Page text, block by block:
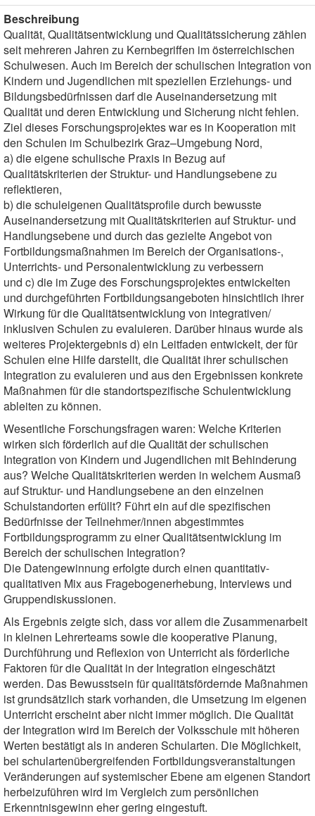
Beschreibung
Qualität, Qualitätsentwicklung und Qualitätssicherung zählen
seit mehreren Jahren zu Kernbegriffen im österreichischen
Schulwesen. Auch im Bereich der schulischen Integration von
Kindern und Jugendlichen mit speziellen Erziehungs- und
Bildungsbedürfnissen darf die Auseinandersetzung mit
Qualität und deren Entwicklung und Sicherung nicht fehlen.
Ziel dieses Forschungsprojektes war es in Kooperation mit
den Schulen im Schulbezirk Graz–Umgebung Nord,
a) die eigene schulische Praxis in Bezug auf
Qualitätskriterien der Struktur- und Handlungsebene zu
reflektieren,
b) die schuleigenen Qualitätsprofile durch bewusste
Auseinandersetzung mit Qualitätskriterien auf Struktur- und
Handlungsebene und durch das gezielte Angebot von
Fortbildungsmaßnahmen im Bereich der Organisations-,
Unterrichts- und Personalentwicklung zu verbessern
und c) die im Zuge des Forschungsprojektes entwickelten
und durchgeführten Fortbildungsangeboten hinsichtlich ihrer
Wirkung für die Qualitätsentwicklung von integrativen/
inklusiven Schulen zu evaluieren. Darüber hinaus wurde als
weiteres Projektergebnis d) ein Leitfaden entwickelt, der für
Schulen eine Hilfe darstellt, die Qualität ihrer schulischen
Integration zu evaluieren und aus den Ergebnissen konkrete
Maßnahmen für die standortspezifische Schulentwicklung
ableiten zu können.
Wesentliche Forschungsfragen waren: Welche Kriterien
wirken sich förderlich auf die Qualität der schulischen
Integration von Kindern und Jugendlichen mit Behinderung
aus? Welche Qualitätskriterien werden in welchem Ausmaß
auf Struktur- und Handlungsebene an den einzelnen
Schulstandorten erfüllt? Führt ein auf die spezifischen
Bedürfnisse der Teilnehmer/innen abgestimmtes
Fortbildungsprogramm zu einer Qualitätsentwicklung im
Bereich der schulischen Integration?
Die Datengewinnung erfolgte durch einen quantitativ-
qualitativen Mix aus Fragebogenerhebung, Interviews und
Gruppendiskussionen.
Als Ergebnis zeigte sich, dass vor allem die Zusammenarbeit
in kleinen Lehrerteams sowie die kooperative Planung,
Durchführung und Reflexion von Unterricht als förderliche
Faktoren für die Qualität in der Integration eingeschätzt
werden. Das Bewusstsein für qualitätsfördernde Maßnahmen
ist grundsätzlich stark vorhanden, die Umsetzung im eigenen
Unterricht erscheint aber nicht immer möglich. Die Qualität
der Integration wird im Bereich der Volksschule mit höheren
Werten bestätigt als in anderen Schularten. Die Möglichkeit,
bei schulartenübergreifenden Fortbildungsveranstaltungen
Veränderungen auf systemischer Ebene am eigenen Standort
herbeizuführen wird im Vergleich zum persönlichen
Erkenntnisgewinn eher gering eingestuft.